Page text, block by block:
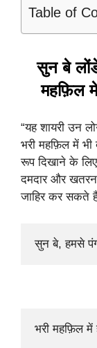
Table of
सुन बे
महफ़िल
“यह शायरी उन
भरी महफ़िल में
रूप दिखाने के
दमदार और
जाहिर कर सकते
सुन बे, हमसे
भरी महफ़िल में